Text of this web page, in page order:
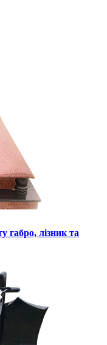
габро, лізник та